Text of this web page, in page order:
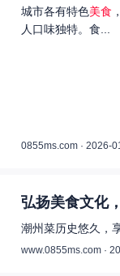
城市各有特色美食
人口味独特。食...
0855ms.com · 2026-
弘扬美食文化
潮州菜历史悠久，
www.0855ms.com ·